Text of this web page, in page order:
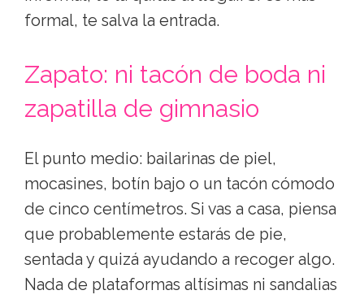
formal, te salva la entrada.
Zapato: ni tacón de boda ni
zapatilla de gimnasio
El punto medio: bailarinas de piel,
mocasines, botín bajo o un tacón cómodo
de cinco centímetros. Si vas a casa, piensa
que probablemente estarás de pie,
sentada y quizá ayudando a recoger algo.
Nada de plataformas altísimas ni sandalias